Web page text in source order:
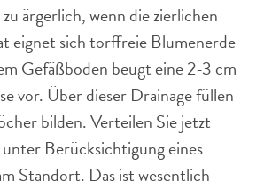
ärgerlich, wenn die zierlichen
eignet sich torffreie Blumenerde
Gefäßboden beugt eine 2-3 cm
vor. Über dieser Drainage füllen
bilden. Verteilen Sie jetzt
Berücksichtigung eines
Standort. Das ist wesentlich